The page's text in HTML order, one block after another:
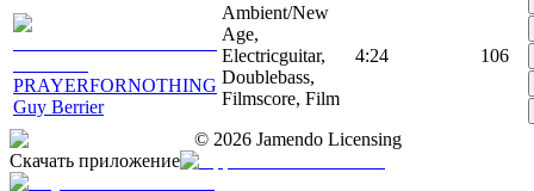
PRAYERFORNOTHING
Guy Berrier
Ambient/New
Age,
Electricguitar,
Doublebass,
Filmscore, Film
4:24 106
© 2026 Jamendo Licensing
Скачать приложение